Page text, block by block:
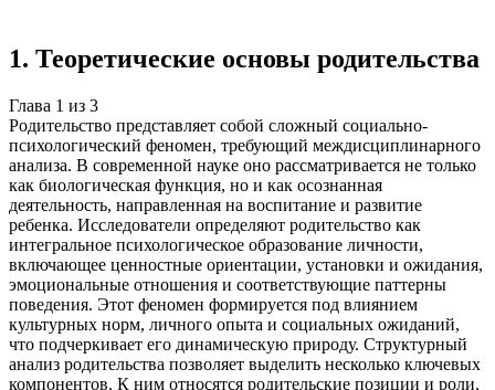
1. Теоретические основы родительства
Глава 1 из 3
Родительство представляет собой сложный социально-
психологический феномен, требующий междисциплинарного
анализа. В современной науке оно рассматривается не только
как биологическая функция, но и как осознанная
деятельность, направленная на воспитание и развитие
ребенка. Исследователи определяют родительство как
интегральное психологическое образование личности,
включающее ценностные ориентации, установки и ожидания,
эмоциональные отношения и соответствующие паттерны
поведения. Этот феномен формируется под влиянием
культурных норм, личного опыта и социальных ожиданий,
что подчеркивает его динамическую природу. Структурный
анализ родительства позволяет выделить несколько ключевых
компонентов. К ним относятся родительские позиции и роли,